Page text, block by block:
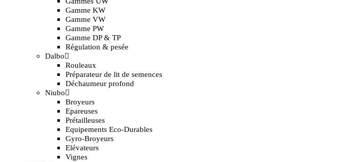
Gamme KW
Gamme VW
Gamme PW
Gamme DP & TP
Régulation & pesée
Dalbo
Rouleaux
Préparateur de lit de semences
Déchaumeur profond
Niubo
Broyeurs
Epareuses
Prétailleuses
Equipements Eco-Durables
Gyro-Broyeurs
Elévateurs
Vignes